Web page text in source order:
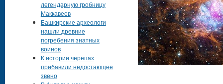
легендарную гробницу
Маккавеев
Башкирские археологи
нашли древние
погребения знатных
воинов
К истории черепах
прибавили недостающее
звено